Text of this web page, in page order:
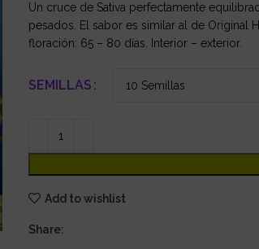
Un cruce de Sativa perfectamente
pesados. El sabor es similar al de
floración: 65 – 80 días. Interior – exterior.
SEMILLAS
Add to wishlist
Share: